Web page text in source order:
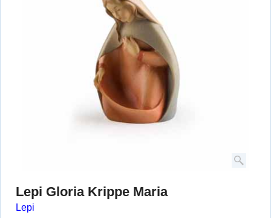
Lepi Gloria Krippe Maria
Lepi